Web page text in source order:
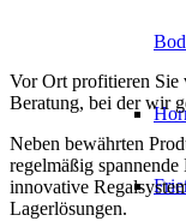
Vor Ort profitieren Sie
Beratung, bei der wir
Neben bewährten
regelmäßig
innovative
Lagerlösungen.